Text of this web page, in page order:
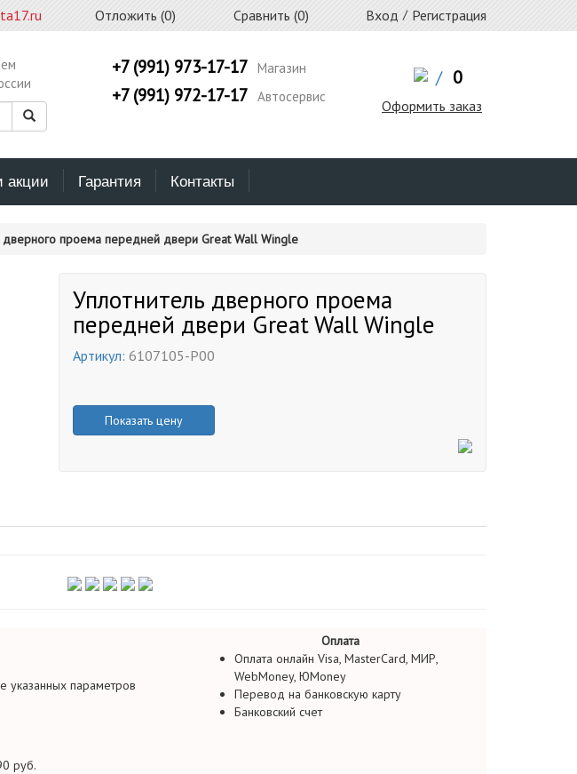
Отложить (0) Сравнить (0) Вход / Регистрация
+7 (991) 973-17-17 Магазин
+7 (991) 972-17-17 Автосервис
/ 0
Оформить заказ
акции Гарантия Контакты
дверного проема передней двери Great Wall Wingle
Уплотнитель дверного проема
передней двери Great Wall Wingle
Артикул: 6107105-P00
Показать цену
Оплата
указанных параметров
руб.
Оплата онлайн Visa, MasterCard, МИР,
WebMoney, ЮMoney
Перевод на банковскую карту
Банковский счет